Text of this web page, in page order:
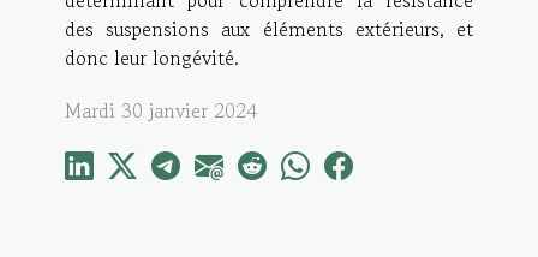
des suspensions aux éléments extérieurs, et
donc leur longévité.
Mardi 30 janvier 2024